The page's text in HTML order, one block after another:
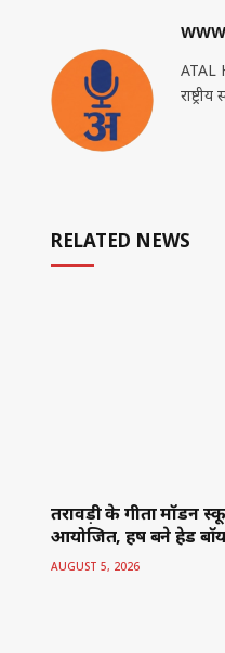
ATAL
RELATED NEWS
तरावड़ी के गीता मॉडर्न
आयोजित, हर्ष बने हेड
AUGUST 5, 2026